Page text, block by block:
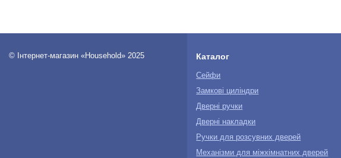
© Інтернет-магазин «Household» 2025 Каталог
Сейфи
Замкові циліндри
Дверні ручки
Дверні накладки
Ручки для розсувних дверей
Механізми для міжкімнатних дверей